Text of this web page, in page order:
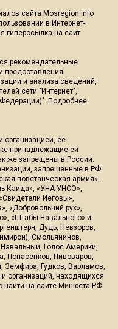
сайта Mosregion.info
в Интернет-
гиперссылка на сайт
рекомендательные
предоставления
и анализа сведений,
сети "Интернет",
Подробнее.
организацией, её
принадлежащие ей
же запрещены в России.
запрещенные в РФ:
повстанческая армия»,
Каида», «УНА-УНСО»,
Иеговы»,
«Добровольчий рух»,
«Штабы Навального» и
Дудь, Невзоров,
Смольянинов,
Голос Америки,
Понасенков, Пивоваров,
Земфира, Гудков, Варламов,
организаций, находящихся
на сайте Минюста РФ.